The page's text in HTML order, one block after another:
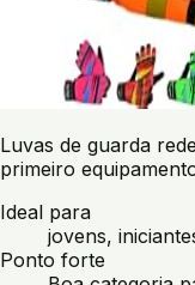
Luvas de guarda
primeiro
Ideal para
jovens,
Ponto forte